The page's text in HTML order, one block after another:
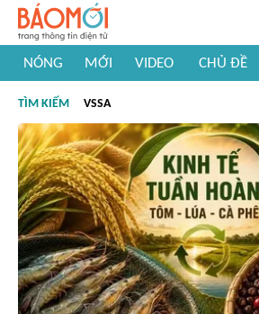
NÓNG MỚI VIDEO CHỦ ĐỀ
#Khám phá thế giới
TÌM KIẾM VSSA